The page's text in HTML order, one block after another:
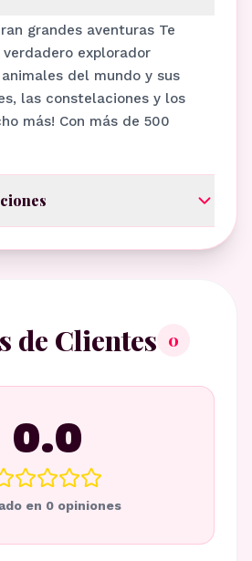
grandes aventuras Te
explorador
del mundo y sus
las constelaciones y los
más! Con más de 500
de Clientes 0
0.0
en 0opiniones